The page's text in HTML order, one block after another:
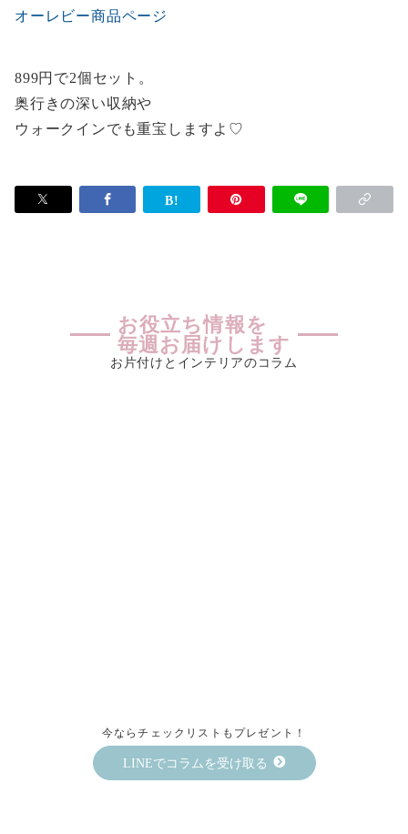
オーレビー商品ページ
899円で2個セット。
奥行きの深い収納や
ウォークインでも重宝しますよ♡
お役立ち情報を
毎週お届けします
お片付けとインテリアのコラム
今ならチェックリストもプレゼント！
LINEでコラムを受け取る